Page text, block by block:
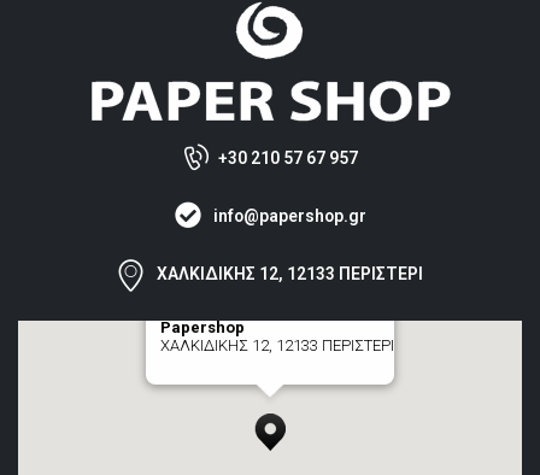
+30 210 57 67 957
info@papershop.gr
ΧΑΛΚΙΔΙΚΗΣ 12, 12133 ΠΕΡΙΣΤΕΡΙ
Papershop
ΧΑΛΚΙΔΙΚΗΣ 12, 12133 ΠΕΡΙΣΤΕΡΙ